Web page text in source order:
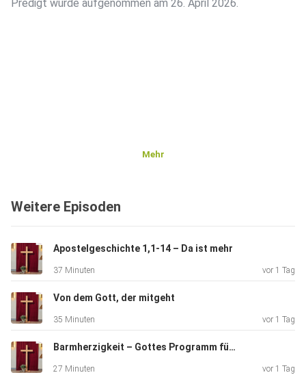
Predigt wurde aufgenommen am 26. April 2026.
Mehr
Weitere Episoden
Apostelgeschichte 1,1-14 – Da ist mehr
37 Minuten vor 1 Tag
Von dem Gott, der mitgeht
35 Minuten vor 1 Tag
Barmherzigkeit – Gottes Programm für eine bessere Welt
27 Minuten vor 1 Tag